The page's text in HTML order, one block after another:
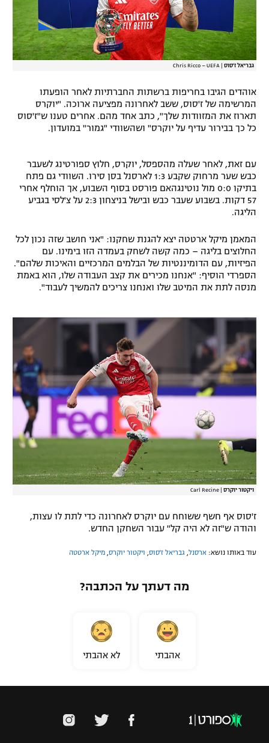
לוח דרושים – ג'ובנט
תגיות
המגזין
גבריאל ז'סוס Chris Ricco – UEFA
אוהדים הגיבו בחריפות ברשתות החברתיות לאחר הופעתו
המרשימה של ז'סוס, ששב לאחרונה מפציעה ארוכה. "יוקרס
תארוז את המזוודות שלך", כתב אחד מהם. אחרים טענו ש"ז'סוס
כל כך בבירור עדיף על יוקרס" ושהשוודי "גמור" במועדון.
עם זאת, לאחר שעלה מהספסל, יוקרס, חלוץ ספורטינג לשעבר
כבש שער מרחוק שקבע 1:3 לארסנל בסן סירו. השוודי גם פתח
בתיקו 0:0 מול נוטינגהאם פורסט בסוף השבוע, אך הוחלף אחרי
57 דקות. בשבוע שעבר כבש ובישל בניצחון 2:3 על צ'לסי בגביע
הליגה.
המאמן מיקל ארטטה יצא להגנת שחקנו: "אני חושב שזה נכון לכל
החלוצים בליגה – כמה קשה לשחק בעמדה הזו בימינו. עם
הפיזיות, עם הדומיננטיות של הבלמים המרכזיים והאיכות שלהם".
הספרדי הוסיף: "אנחנו מכירים את קצב העבודה שלו, הוא באמת
מנסה לתת את המיטב שלו ואנחנו צריכים להמשיך לעבוד".
ויקטור יוקרס Carl Recine
ז'סוס אף חשף ששוחח עם יוקרס לאחרונה כדי לתת לו עצות,
והודה ש"זה לא היה קל" עבור השחקן החדש.
עוד באותו נושא: ארסנל גבריאל ז'סוס ויקטור יוקרס מיקל ארטטה
מה דעתך על הכתבה?
אהבתי לא אהבתי